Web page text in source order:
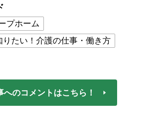
プホーム
たい！介護の仕事・働き方
へのコメントはこちら！